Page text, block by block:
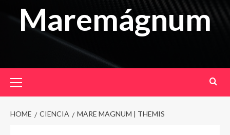
Maremágnum
Menu
HOME CIENCIA MARE MAGNUM | THEMIS